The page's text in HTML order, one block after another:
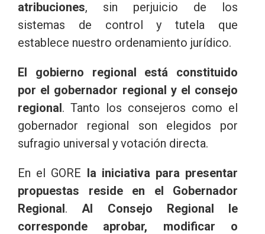
atribuciones, sin perjuicio de los
sistemas de control y tutela que
establece nuestro ordenamiento jurídico.
El gobierno regional está constituido
por el gobernador regional y el consejo
regional. Tanto los consejeros como el
gobernador regional son elegidos por
sufragio universal y votación directa.
En el GORE la iniciativa para presentar
propuestas reside en el Gobernador
Regional. Al Consejo Regional le
corresponde aprobar, modificar o